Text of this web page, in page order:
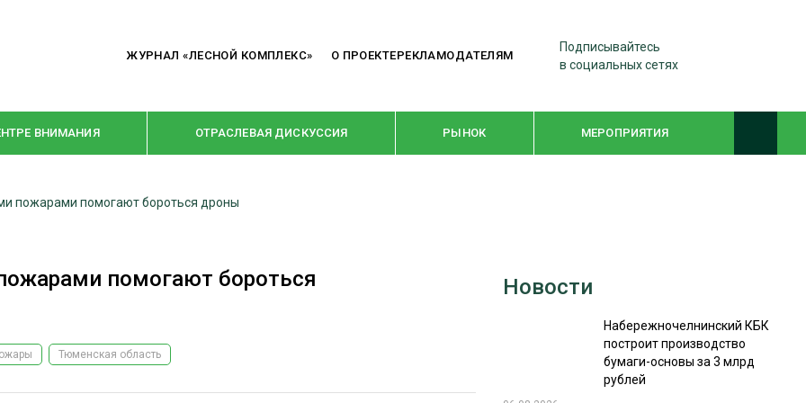
ЖУРНАЛ «ЛЕСНОЙ КОМПЛЕКС» О ПРОЕКТЕРЕКЛАМОДАТЕЛЯМ
Подписывайтесь
в социальных сетях
ВНИМАНИЯ ОТРАСЛЕВАЯ ДИСКУССИЯ РЫНОК МЕРОПРИЯТИЯ
РУБРИКИ
КРУПНЫМ ПЛАНОМ WOODEX-2021
СУШКА ДРЕВЕСИНЫ
пожарами помогают бороться дроны
помогают бороться
Тюменская область
Новости
Набережночелнинский КБК
построит производство
бумаги-основы за 3 млрд
рублей